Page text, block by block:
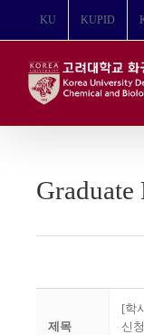
뛰
KU KUPID
Graduate
제목
[학
신